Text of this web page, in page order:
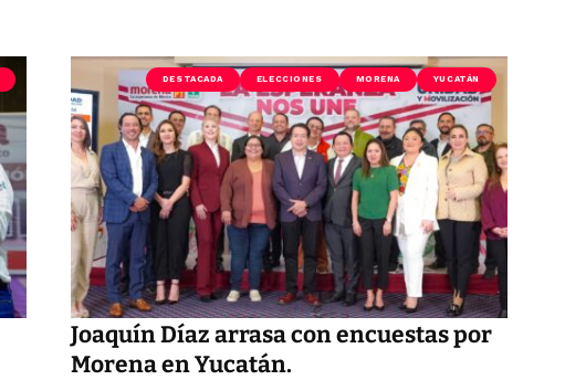
DESTACADA ELECCIONES MORENA YUCATÁN
Joaquín Díaz arrasa con encuestas por
Morena en Yucatán.